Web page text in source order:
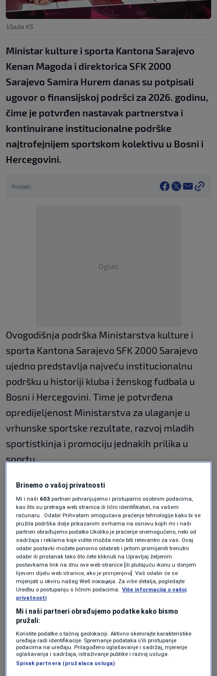
Vlada KS
Ministar kulture i sporta Kantona Sarajevo
Kenan Magoda i direktorica SFK 2000
Sarajevo Samira Hurem danas su potpisali
ugovor o finansijskoj podršci za 2026. godinu,
čime je potvrđen nastavak partnerstva i
kontinuirane institucionalne podrške
najtrofejnijem sportskom kolektivu u Bosni i
Hercegovini.
Podijeli
Oglas
Ovogodišnja podrška Ministarstva kulture i
sporta Kantona Sarajevo SFK 2000 Sarajevo
ujedno predstavlja najveću institucionalnu
podršku u historiji kluba i ženskog fudbala u
Bosni i Hercegovini. Time je potvrđena
opredijeljenost Ministarstva za ulaganje u
vrhunske sportske rezultate, razvoj mladih
sportistkinja i promociju jednakih prilika u
sportu.
Magoda: Vrhunski rezultati
zaslužuju vrhunsku podršku
Ministar kulture i sporta Kantona Sarajevo
Kenan Magoda istakao je da SFK 2000 Sarajevo
već godinama predstavlja simbol kontinuiteta,
predanog rada i vrhunskih rezultata.
„Ponosan sam na djevojke i stručni štab SFK
2000 Sarajevo koji iz sezone u sezonu donose
nove trofeje, obaraju rekorde i na najbolji način
predstavljaju Sarajevo i Bosnu i Hercegovinu
na evropskoj sceni. Njihovi uspjesi nisu
Brinemo o vašoj privatnosti
Mi i naši 603 partneri pohranjujemo i pristupamo osobnim podacima,
kao što su pretraga web stranica ili lični identifikatori, na vašem
računaru . Odabir Prihvatam omogućava praćenje tehnologije kako bi se
pružila podrška dolje prikazanim svrhama na osnovu kojih mi i naši
partneri obrađujemo podatke Ukoliko je praćenje onemogućeno, neki od
sadržaja i reklama koje vidite možda neće biti relevantni za vas. Ovaj
odabir postavki možete ponovno odabrati i pritom promijeniti trenutni
odabir ili pristanak tako što ćete kliknuti na Upravljaj željenim
postavkama link na dnu ove web stranice [ili plutajuću ikonu u donjem
lijevom dijelu web stranice, ako je primjenjivo]. Vaš odabir će se
mijenjati u okviru našeg Wеб локација. Za više detalja, pogledajte
Uredbu o postupanju s ličnim podacima. Više informacija o vašoj
privatnosti
Mi i naši partneri obrađujemo podatke kako bismo
pružali:
Koristite podatke o tačnoj geolokaciji. Aktivno skenirajte karakteristike
uređaja radi identifikacije. Spremanje podataka i/ili pristupanje
podacima na uređaju. Prilagođeno oglašavanje i sadržaj, mjerenje
oglašavanja i sadržaja, istraživanje publike i razvoj usluga.
Spisak partnera (pružalaca usluga)